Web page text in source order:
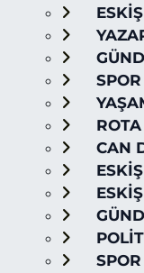
SPOR
ROTA
CAN
SPOR